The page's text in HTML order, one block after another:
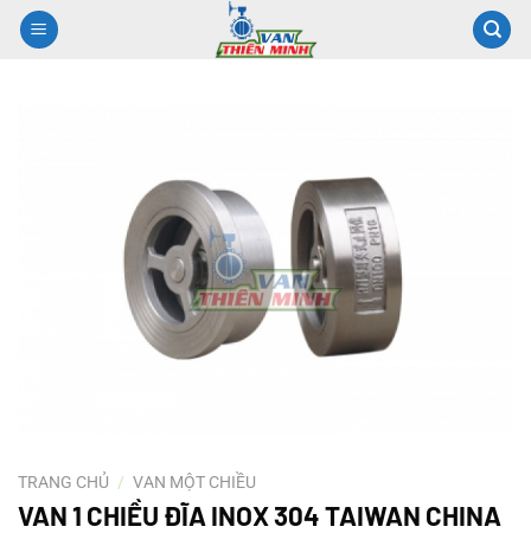
Chuyển
đến
TRANG CHỦ / VAN MỘT CHIỀU
VAN 1 CHIỀU ĐĨA INOX 304 TAIWAN CHINA